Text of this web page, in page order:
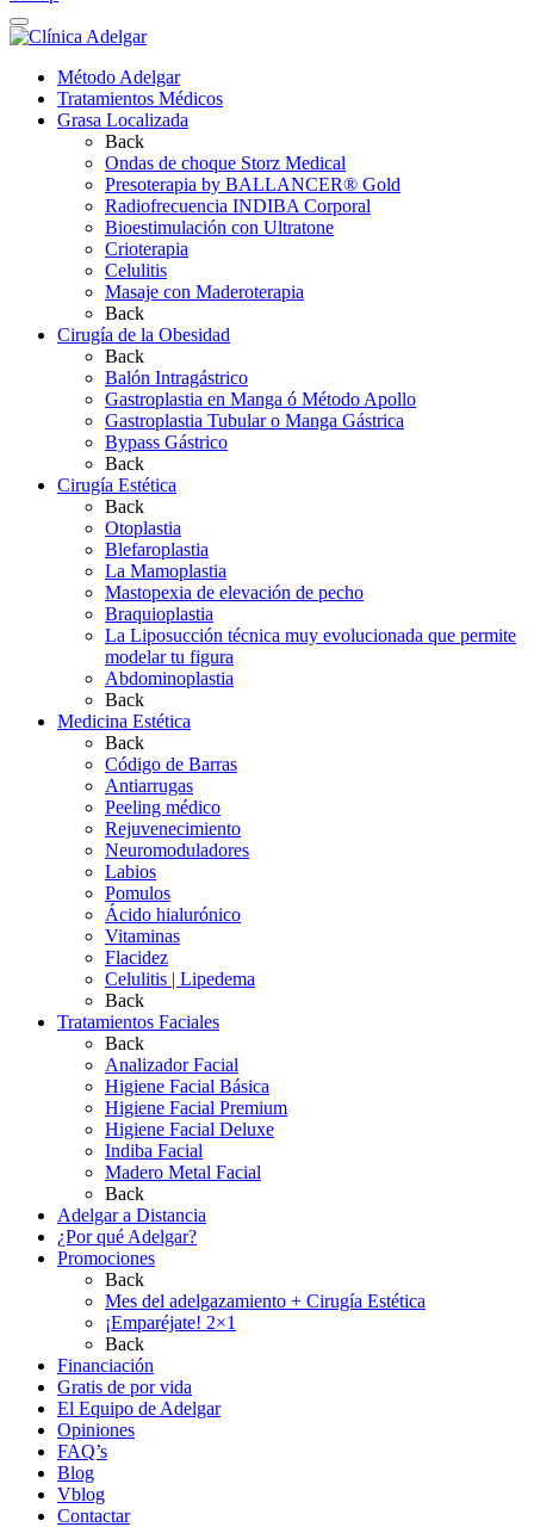
Método Adelgar
Tratamientos Médicos
Grasa Localizada
Back
Ondas de choque Storz Medical
Presoterapia by BALLANCER® Gold
Radiofrecuencia INDIBA Corporal
Bioestimulación con Ultratone
Crioterapia
Celulitis
Masaje con Maderoterapia
Back
Cirugía de la Obesidad
Back
Balón Intragástrico
Gastroplastia en Manga ó Método Apollo
Gastroplastia Tubular o Manga Gástrica
Bypass Gástrico
Back
Cirugía Estética
Back
Otoplastia
Blefaroplastia
La Mamoplastia
Mastopexia de elevación de pecho
Braquioplastia
La Liposucción técnica muy evolucionada que permite
modelar tu figura
Abdominoplastia
Back
Medicina Estética
Back
Código de Barras
Antiarrugas
Peeling médico
Rejuvenecimiento
Neuromoduladores
Labios
Pomulos
Ácido hialurónico
Vitaminas
Flacidez
Celulitis | Lipedema
Back
Tratamientos Faciales
Back
Analizador Facial
Higiene Facial Básica
Higiene Facial Premium
Higiene Facial Deluxe
Indiba Facial
Madero Metal Facial
Back
Adelgar a Distancia
¿Por qué Adelgar?
Promociones
Back
Mes del adelgazamiento + Cirugía Estética
¡Emparéjate! 2×1
Back
Financiación
Gratis de por vida
El Equipo de Adelgar
Opiniones
FAQ’s
Blog
Vblog
Contactar